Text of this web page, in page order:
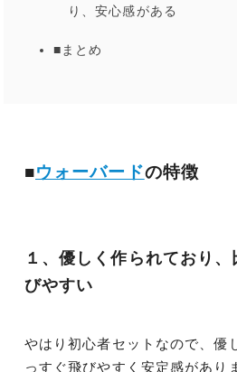
り、安心感がある
■まとめ
■ウォーバードの特徴
１、優しく作られており
びやすい
やはり初心者セットなので、優
っすぐ飛びやすく安定感があり